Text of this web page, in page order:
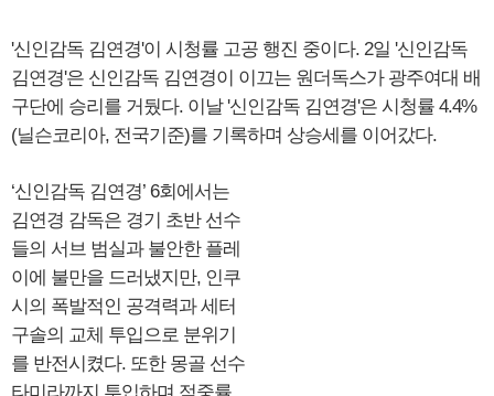
'신인감독 김연경'이 시청률 고공 행진 중이다. 2일 '신인감독
김연경'은 신인감독 김연경이 이끄는 원더독스가 광주여대 배
구단에 승리를 거뒀다. 이날 '신인감독 김연경'은 시청률 4.4%
(닐슨코리아, 전국기준)를 기록하며 상승세를 이어갔다.
‘신인감독 김연경’ 6회에서는
김연경 감독은 경기 초반 선수
들의 서브 범실과 불안한 플레
이에 불만을 드러냈지만, 인쿠
시의 폭발적인 공격력과 세터
구솔의 교체 투입으로 분위기
를 반전시켰다. 또한 몽골 선수